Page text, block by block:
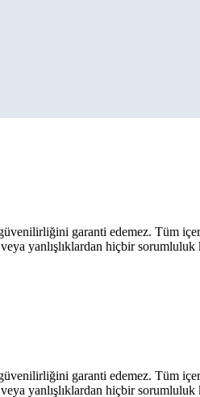
garanti edemez. Tüm
yanlışlıklardan hiçbir sorumluluk
garanti edemez. Tüm
yanlışlıklardan hiçbir sorumluluk